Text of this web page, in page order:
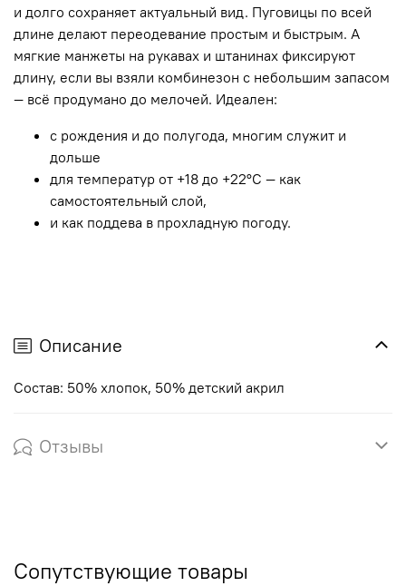
и долго сохраняет актуальный вид. Пуговицы по всей
длине делают переодевание простым и быстрым. А
мягкие манжеты на рукавах и штанинах фиксируют
длину, если вы взяли комбинезон с небольшим запасом
— всё продумано до мелочей. Идеален:
с рождения и до полугода, многим служит и
дольше
для температур от +18 до +22°С — как
самостоятельный слой,
и как поддева в прохладную погоду.
Описание
Состав: 50% хлопок, 50% детский акрил
Отзывы
Сопутствующие товары